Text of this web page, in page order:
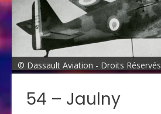
© Dassault Aviation - Droits Réservés
54 – Jaulny